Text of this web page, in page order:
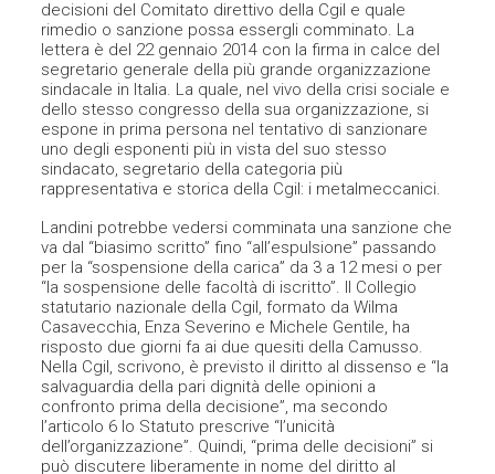
decisioni del Comitato direttivo della Cgil e quale
rimedio o sanzione possa essergli comminato. La
lettera è del 22 gennaio 2014 con la firma in calce del
segretario generale della più grande organizzazione
sindacale in Italia. La quale, nel vivo della crisi sociale e
dello stesso congresso della sua organizzazione, si
espone in prima persona nel tentativo di sanzionare
uno degli esponenti più in vista del suo stesso
sindacato, segretario della categoria più
rappresentativa e storica della Cgil: i metalmeccanici.
Landini potrebbe vedersi comminata una sanzione che
va dal “biasimo scritto” fino “all’espulsione” passando
per la “sospensione della carica” da 3 a 12 mesi o per
“la sospensione delle facoltà di iscritto”. Il Collegio
statutario nazionale della Cgil, formato da Wilma
Casavecchia, Enza Severino e Michele Gentile, ha
risposto due giorni fa ai due quesiti della Camusso.
Nella Cgil, scrivono, è previsto il diritto al dissenso e “la
salvaguardia della pari dignità delle opinioni a
confronto prima della decisione”, ma secondo
l’articolo 6 lo Statuto prescrive “l’unicità
dell’organizzazione”. Quindi, “prima delle decisioni” si
può discutere liberamente in nome del diritto al